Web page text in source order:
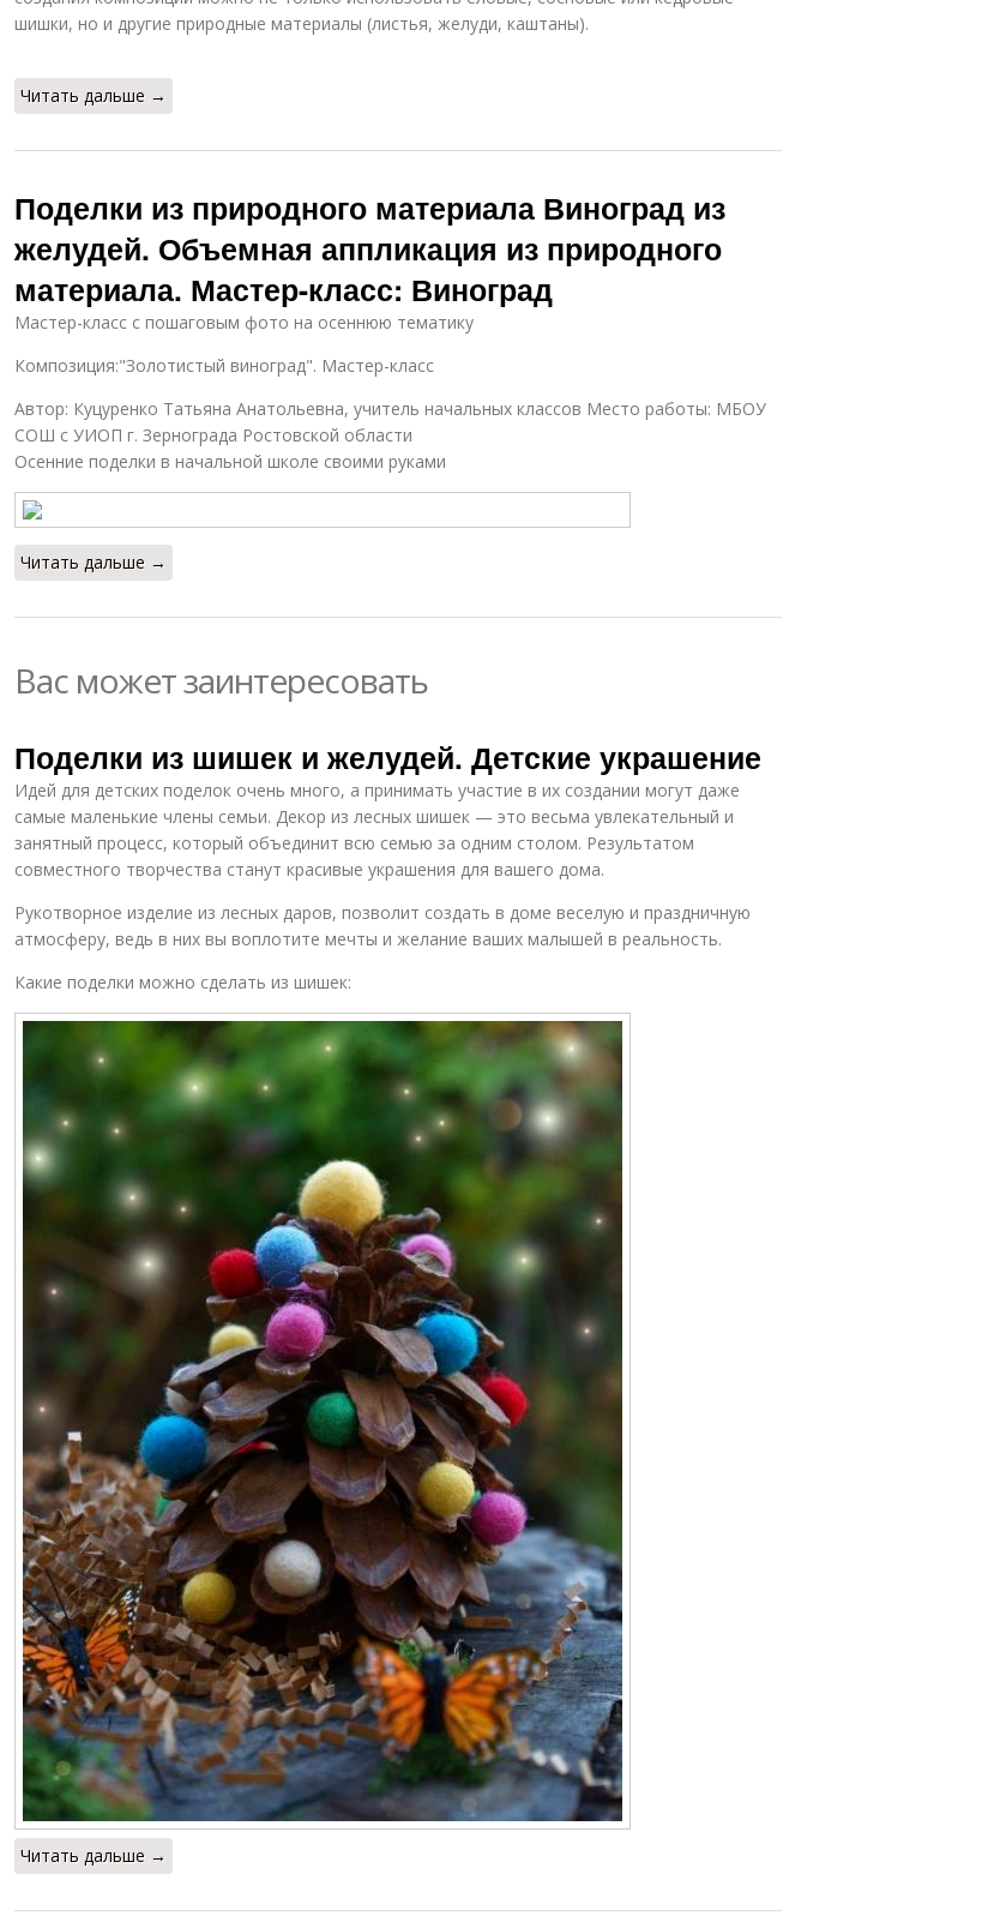
шишки, но и другие природные материалы (листья, желуди, каштаны).
Читать дальше →
Поделки из природного материала Виноград из
желудей. Объемная аппликация из природного
материала. Мастер-класс: Виноград
Мастер-класс с пошаговым фото на осеннюю тематику
Композиция:"Золотистый виноград". Мастер-класс
Автор: Куцуренко Татьяна Анатольевна, учитель начальных классов Место работы: МБОУ
СОШ с УИОП г. Зернограда Ростовской области
Осенние поделки в начальной школе своими руками
Читать дальше →
Вас может заинтересовать
Поделки из шишек и желудей. Детские украшение
Идей для детских поделок очень много, а принимать участие в их создании могут даже
самые маленькие члены семьи. Декор из лесных шишек — это весьма увлекательный и
занятный процесс, который объединит всю семью за одним столом. Результатом
совместного творчества станут красивые украшения для вашего дома.
Рукотворное изделие из лесных даров, позволит создать в доме веселую и праздничную
атмосферу, ведь в них вы воплотите мечты и желание ваших малышей в реальность.
Какие поделки можно сделать из шишек:
Читать дальше →